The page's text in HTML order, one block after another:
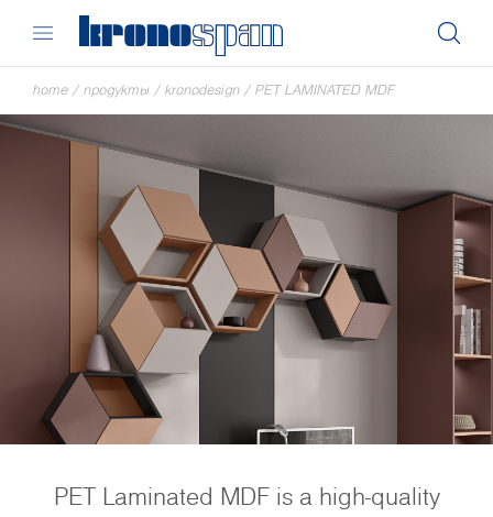
home / продукты / kronodesign / PET LAMINATED MDF
PET Laminated MDF is a high-quality